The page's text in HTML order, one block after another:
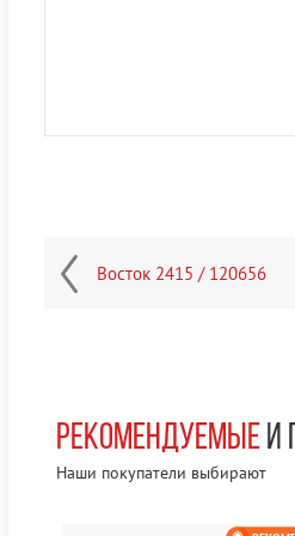
Восток 2415 / 120656
РЕКОМЕНДУЕМЫЕИ
Наши покупатели выбирают